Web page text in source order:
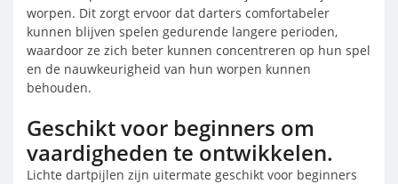
worpen. Dit zorgt ervoor dat darters comfortabeler
kunnen blijven spelen gedurende langere perioden,
waardoor ze zich beter kunnen concentreren op hun spel
en de nauwkeurigheid van hun worpen kunnen
behouden.
Geschikt voor beginners om
vaardigheden te ontwikkelen.
Lichte dartpijlen zijn uitermate geschikt voor beginners